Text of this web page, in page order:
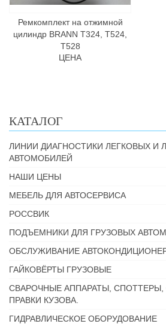
Ремкомплект на отжимной
цилиндр BRANN Т324, Т524,
Т528
ЦЕНА
КАТАЛОГ
ЛИНИИ ДИАГНОСТИКИ ЛЕГКОВЫХ И
АВТОМОБИЛЕЙ
НАШИ ЦЕНЫ
МЕБЕЛЬ ДЛЯ АВТОСЕРВИСА
РОССВИК
ПОДЪЕМНИКИ ДЛЯ ГРУЗОВЫХ
ОБСЛУЖИВАНИЕ
ГАЙКОВЁРТЫ ГРУЗОВЫЕ
СВАРОЧНЫЕ АППАРАТЫ, СПОТТЕРЫ,
ПРАВКИ КУЗОВА.
ГИДРАВЛИЧЕСКОЕ ОБОРУДОВАНИЕ